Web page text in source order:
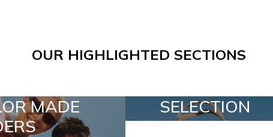
OUR HIGHLIGHTED SECTIONS
SELECTION SPECIAL LOTS